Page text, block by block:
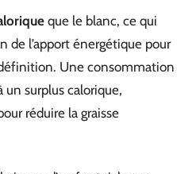
que le blanc, ce qui
de l’apport énergétique pour
Une consommation
un surplus calorique,
réduire la graisse